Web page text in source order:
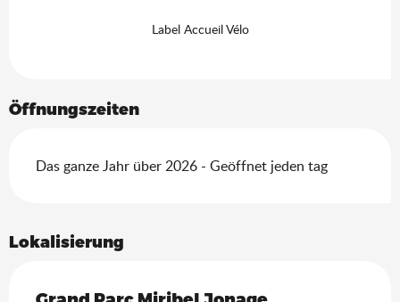
Label Accueil Vélo
Öffnungszeiten
Das ganze Jahr über 2026 - Geöffnet jeden tag
Lokalisierung